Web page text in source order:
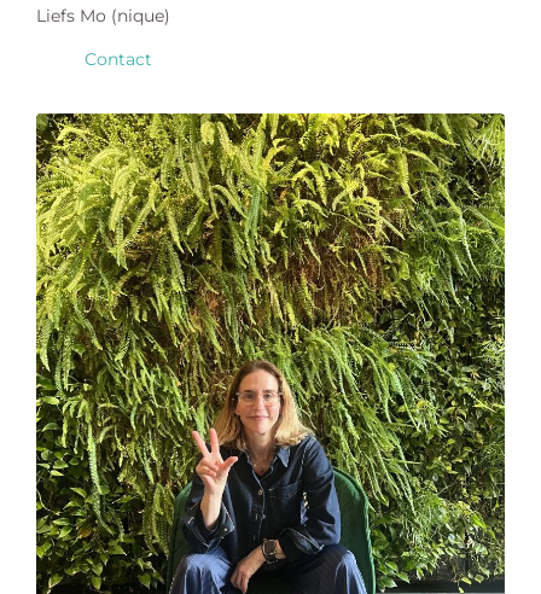
Liefs Mo (nique)
Contact